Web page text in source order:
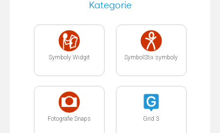
Kategorie
Symboly Widgit SymbolStix symboly
Fotografie Snaps Grid 3